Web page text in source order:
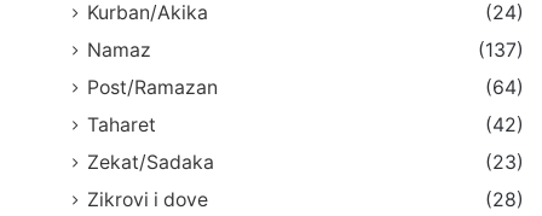
Kurban/Akika
(24)
Namaz
(137)
Post/Ramazan
(64)
Taharet
(42)
Zekat/Sadaka
(23)
Zikrovi i dove
(28)